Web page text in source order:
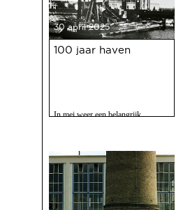
30 april 2025
100 jaar haven
In mei weer een belangrijk
haven 100 jaar bestaat.